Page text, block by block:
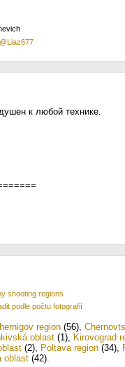
к любой технике.
shooting regions
podle počtu fotografií
region (56),
oblast (1), Kirovograd
(2), Poltava region (34),
oblast (42).